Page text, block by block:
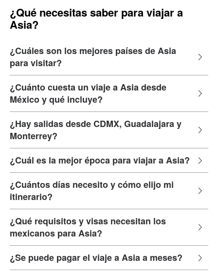
¿Qué necesitas saber para viajar a
Asia?
¿Cuáles son los mejores países de Asia
para visitar?
¿Cuánto cuesta un viaje a Asia desde
México y qué incluye?
¿Hay salidas desde CDMX, Guadalajara y
Monterrey?
¿Cuál es la mejor época para viajar a Asia?
¿Cuántos días necesito y cómo elijo mi
itinerario?
¿Qué requisitos y visas necesitan los
mexicanos para Asia?
¿Se puede pagar el viaje a Asia a meses?